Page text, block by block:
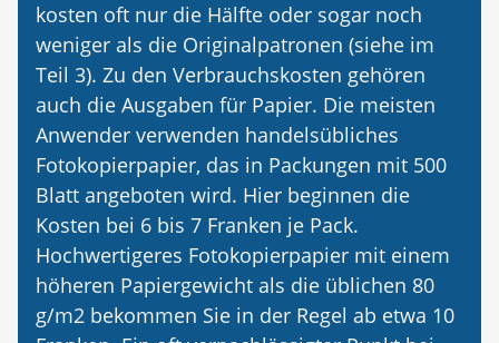
kosten oft nur die Hälfte oder sogar noch
weniger als die Originalpatronen (siehe im
Teil 3). Zu den Verbrauchskosten gehören
auch die Ausgaben für Papier. Die meisten
Anwender verwenden handelsübliches
Fotokopierpapier, das in Packungen mit 500
Blatt angeboten wird. Hier beginnen die
Kosten bei 6 bis 7 Franken je Pack.
Hochwertigeres Fotokopierpapier mit einem
höheren Papiergewicht als die üblichen 80
g/m2 bekommen Sie in der Regel ab etwa 10